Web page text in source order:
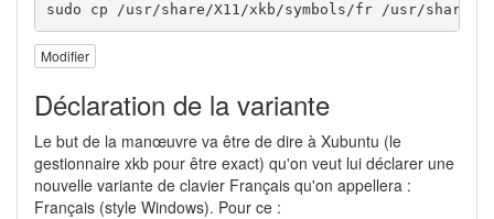
sudo cp /usr/share/X11/xkb/symbols/fr /usr/share/
Modifier
Déclaration de la variante
Le but de la manœuvre va être de dire à Xubuntu (le
gestionnaire xkb pour être exact) qu'on veut lui déclarer une
nouvelle variante de clavier Français qu'on appellera :
Français (style Windows). Pour ce :